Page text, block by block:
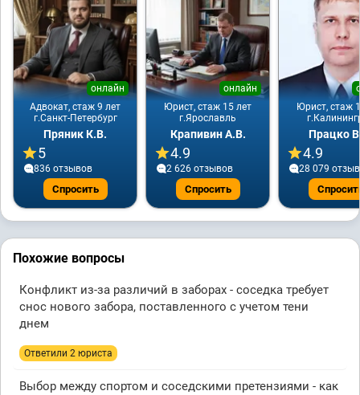
Адвокат, стаж 9 лет
онлайн
г.Санкт-Петербург
Пряник К.В.
5
836 отзывов
Спросить
Юрист, стаж 15 лет
онлайн
г.Ярославль
Крапивин А.В.
4.9
2 626 отзывов
Спросить
Юрист, стаж
Працко
4.9
28 079
Похожие вопросы
Конфликт из-за различий в заборах - соседка требует
снос нового забора, поставленного с учетом тени
днем
Ответили 2 юристa
Выбор между спортом и соседскими претензиями - как